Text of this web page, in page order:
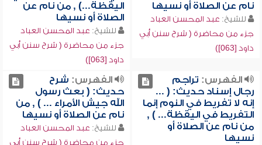
نام عن الصلاة أو نسيها
للشيخ: عبد المحسن العباد
جزء من محاضرة ( شرح سنن أبي
داود [063])
اليقظة...) , من نام عن
الصلاة أو نسيها
للشيخ: عبد المحسن العباد
جزء من محاضرة ( شرح سنن أبي
داود [063])
الفهرس: تراجم
رجال إسناد حديث: ( ...
إنه لا تفريط في النوم إنما
التفريط في اليقظة... ) ,
من نام عن الصلاة أو
نسيها
الفهرس: شرح
حديث: ( بعث رسول
الله جيش الأمراء ... ) , من
نام عن الصلاة أو نسيها
للشيخ: عبد المحسن العباد
جزء من محاضرة ( شرح سنن أبي